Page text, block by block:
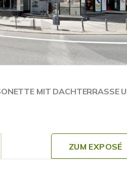
MIT DACHTERRASSE
ZUM EXPOSÉ